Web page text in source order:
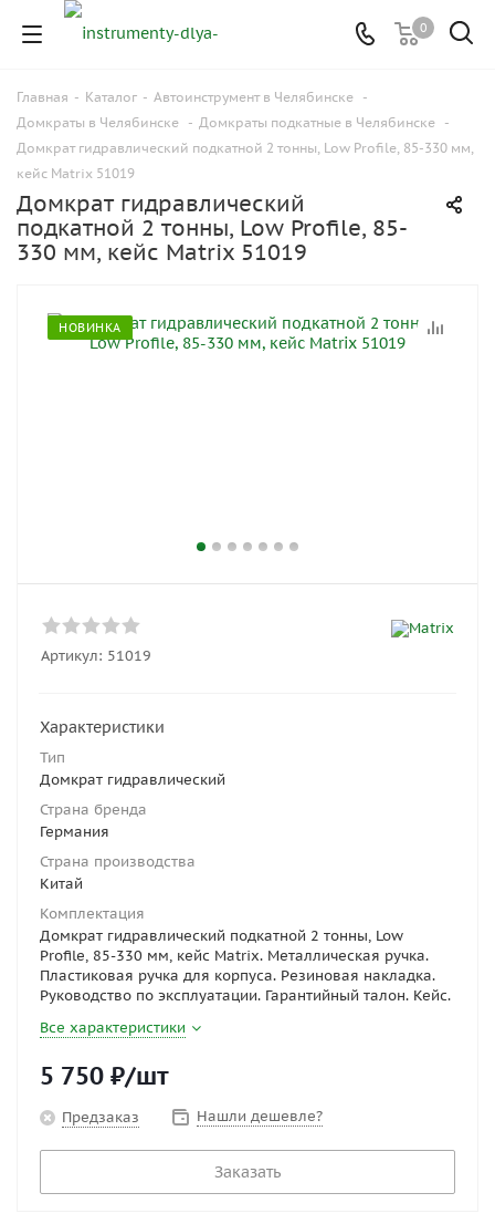
0
Главная - Каталог - Автоинструмент в Челябинске -
Домкраты в Челябинске - Домкраты подкатные в Челябинске -
Домкрат гидравлический подкатной 2 тонны, Low Profile, 85-330 мм,
кейс Matrix 51019
Домкрат гидравлический
подкатной 2 тонны, Low Profile, 85-
330 мм, кейс Matrix 51019
НОВИНКА
Артикул: 51019
Характеристики
Тип
Домкрат гидравлический
Страна бренда
Германия
Страна производства
Китай
Комплектация
Домкрат гидравлический подкатной 2 тонны, Low
Profile, 85-330 мм, кейс Matrix. Металлическая ручка.
Пластиковая ручка для корпуса. Резиновая накладка.
Руководство по эксплуатации. Гарантийный талон. Кейс.
Все характеристики
5 750 ₽/шт
Предзаказ Нашли дешевле?
Заказать